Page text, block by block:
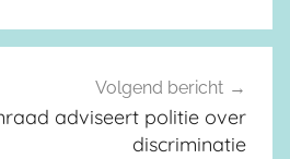
Volgend bericht
adviseert politie over
discriminatie